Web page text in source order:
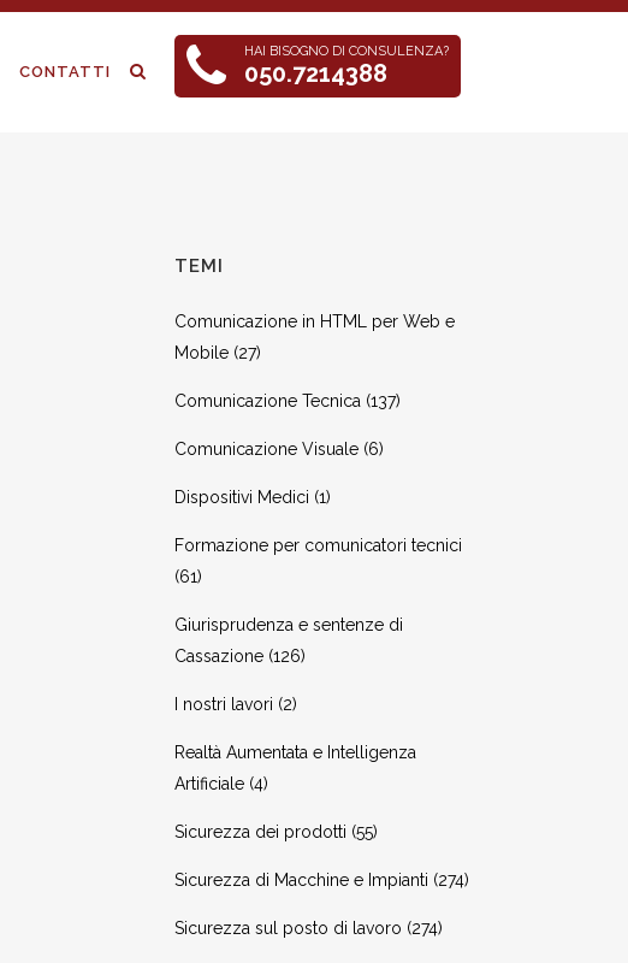
HAI BISOGNO DI CONSULENZA?
050.7214388
CONTATTI
TEMI
Comunicazione in HTML per Web e
Mobile (27)
Comunicazione Tecnica (137)
Comunicazione Visuale (6)
Dispositivi Medici (1)
Formazione per comunicatori tecnici
(61)
Giurisprudenza e sentenze di
Cassazione (126)
I nostri lavori (2)
Realtà Aumentata e Intelligenza
Artificiale (4)
Sicurezza dei prodotti (55)
Sicurezza di Macchine e Impianti (274)
Sicurezza sul posto di lavoro (274)